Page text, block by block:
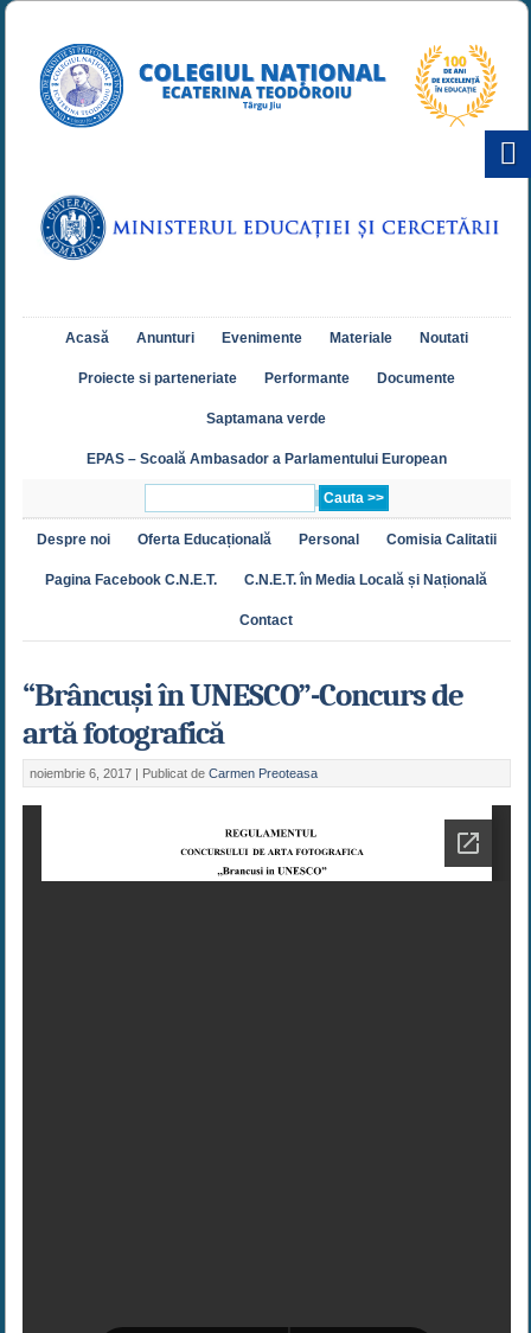
Acasă Anunturi Evenimente Materiale Noutati
Proiecte si parteneriate Performante Documente
Saptamana verde
EPAS – Scoală Ambasador a Parlamentului European
Despre noi Oferta Educațională Personal Comisia Calitatii
Pagina Facebook C.N.E.T. C.N.E.T. în Media Locală și Națională
Contact
“Brâncuși în UNESCO”-Concurs de
artă fotografică
noiembrie 6, 2017 | Publicat de Carmen Preoteasa